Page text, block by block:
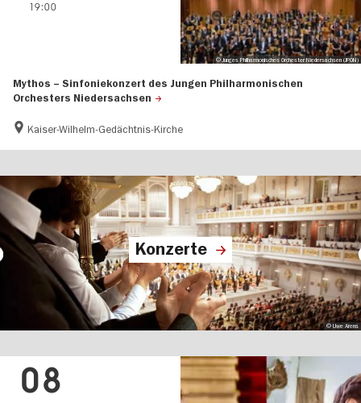
Mythos – Sinfoniekonzert des Jungen Philharmonischen
Orchesters Niedersachsen
Kaiser-Wilhelm-Gedächtnis-Kirche
19:00
© Junges Philharmonisches Orchester Niedersachsen (JPON)
Konzerte
© Uwe Arens
08